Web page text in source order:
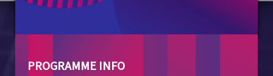
PROGRAMME INFO